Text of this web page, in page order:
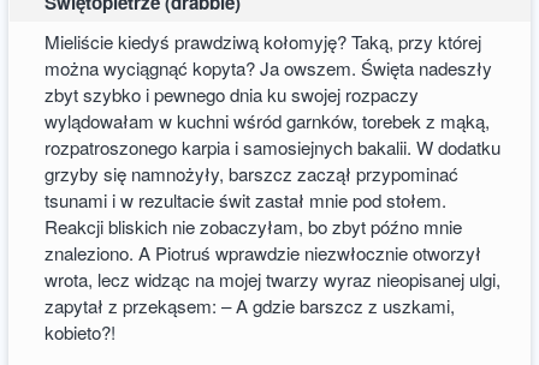
Mieliście kiedyś prawdziwą kołomyję? Taką, przy której
można wyciągnąć kopyta? Ja owszem. Święta nadeszły
zbyt szybko i pewnego dnia ku swojej rozpaczy
wylądowałam w kuchni wśród garnków, torebek z mąką,
rozpatroszonego karpia i samosiejnych bakalii. W dodatku
grzyby się namnożyły, barszcz zaczął przypominać
tsunami i w rezultacie świt zastał mnie pod stołem.
Reakcji bliskich nie zobaczyłam, bo zbyt późno mnie
znaleziono. A Piotruś wprawdzie niezwłocznie otworzył
wrota, lecz widząc na mojej twarzy wyraz nieopisanej ulgi,
zapytał z przekąsem: – A gdzie barszcz z uszkami,
kobieto?!